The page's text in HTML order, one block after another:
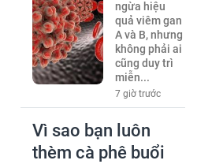
ngừa hiệu
quả viêm gan
A và B, nhưng
không phải ai
cũng duy trì
miễn...
7 giờ trước
Vì sao bạn luôn
thèm cà phê buổi